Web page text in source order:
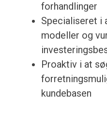
forhandlinger
Specialiseret i
modeller og
Proaktiv i at
kundebasen